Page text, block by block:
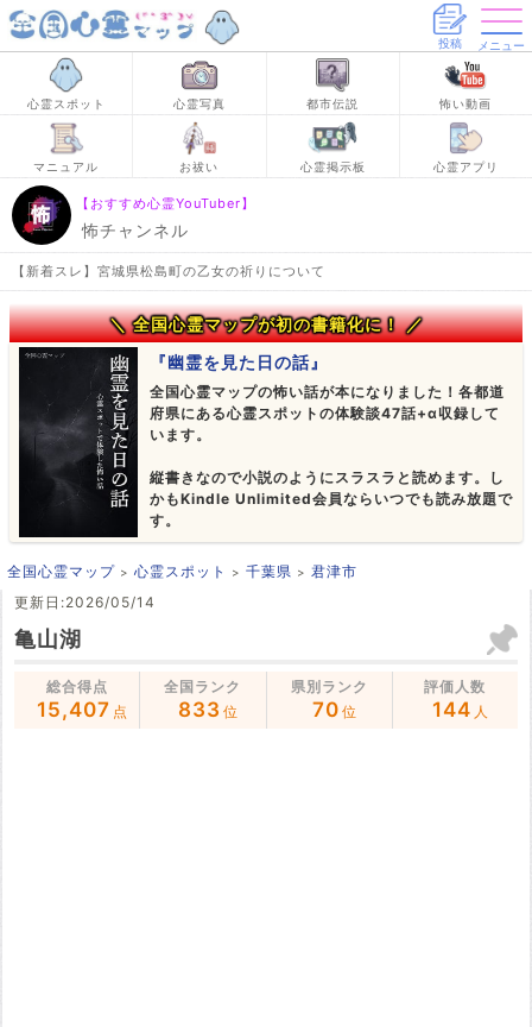
投稿 メニュー
心霊スポット 心霊写真 都市伝説 怖い動画
マニュアル お祓い 心霊掲示板 心霊アプリ
【おすすめ心霊YouTuber】
怖チャンネル
【新着スレ】宮城県松島町の乙女の祈りについて
＼ 全国心霊マップが初の書籍化に！ ／
『幽霊を見た日の話』
全国心霊マップの怖い話が本になりました！各都道
府県にある心霊スポットの体験談47話+α収録して
います。
縦書きなので小説のようにスラスラと読めます。し
かもKindle Unlimited会員ならいつでも読み放題で
す。
全国心霊マップ 心霊スポット 千葉県
君津市
更新日:2026/05/14
亀山湖
総合得点
15,407 点
全国ランク
833 位
県別ランク
70 位
評価人数
144 人